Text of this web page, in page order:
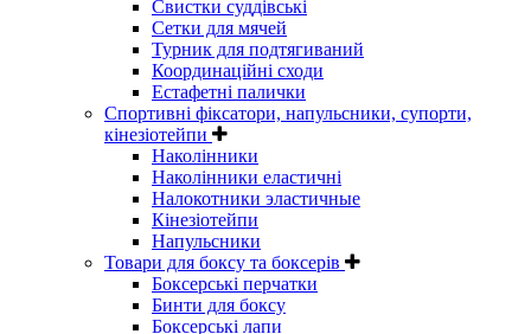
Свистки суддівські
Сетки для мячей
Турник для подтягиваний
Координаційні сходи
Естафетні палички
Спортивні фіксатори, напульсники, супорти,
кінезіотейпи
Наколінники
Наколінники еластичні
Налокотники эластичные
Кінезіотейпи
Напульсники
Товари для боксу та боксерів
Боксерські перчатки
Бинти для боксу
Боксерські лапи